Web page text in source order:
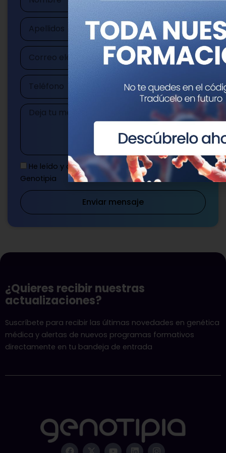
Apellidos
Correo
electrónico
Teléfono
Mensaje
He leído y acepto laPolítica de privacidadde
Genotipia
Enviar mensaje
¿Quieres recibir nuestras
actualizaciones?
Suscríbete para recibir las últimas novedades en genética
médica y alertas de nuevos programas formativos
directamente en tu bandeja de entrada
F X Y L I